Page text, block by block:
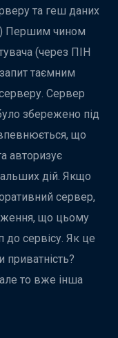
та геш даних
Першим чином
(через ПІН
таємним
Сервер
збережено під
впевнюється, що
авторизує
дій. Якщо
сервер,
що цьому
до сервісу. Як це
але то вже інша